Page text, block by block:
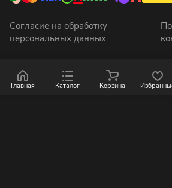
Согласие на обработку
персональных данных
Главная Каталог Корзина